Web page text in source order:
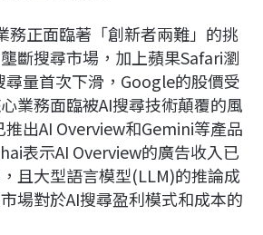
務正面臨著「創新者兩難」的挑
斷搜尋市場，加上蘋果Safari瀏
量首次下滑，Google的股價受
業務面臨被AI搜尋技術顛覆的風
出AI Overview和Gemini等產品
表示AI Overview的廣告收入已
且大型語言模型(LLM)的推論成
場對於AI搜尋盈利模式和成本的